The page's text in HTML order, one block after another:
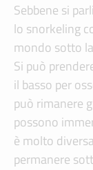
Sebbene si
lo snorkeling
mondo sotto
Si può
il basso per
può rimanere
possono
è molto
permanere